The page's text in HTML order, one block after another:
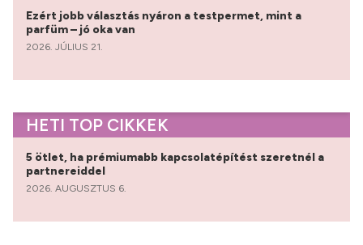
Ezért jobb választás nyáron a testpermet, mint a
parfüm – jó oka van
2026. JÚLIUS 21.
HETI TOP CIKKEK
5 ötlet, ha prémiumabb kapcsolatépítést szeretnél a
partnereiddel
2026. AUGUSZTUS 6.